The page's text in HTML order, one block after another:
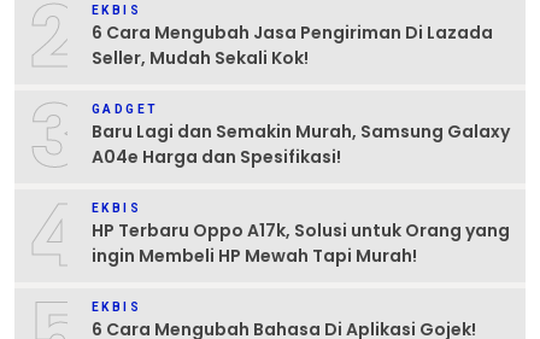
2 EKBIS
6 Cara Mengubah Jasa Pengiriman Di Lazada
Seller, Mudah Sekali Kok!
3 GADGET
Baru Lagi dan Semakin Murah, Samsung Galaxy
A04e Harga dan Spesifikasi!
4 EKBIS
HP Terbaru Oppo A17k, Solusi untuk Orang yang
ingin Membeli HP Mewah Tapi Murah!
EKBIS
6 Cara Mengubah Bahasa Di Aplikasi Gojek!